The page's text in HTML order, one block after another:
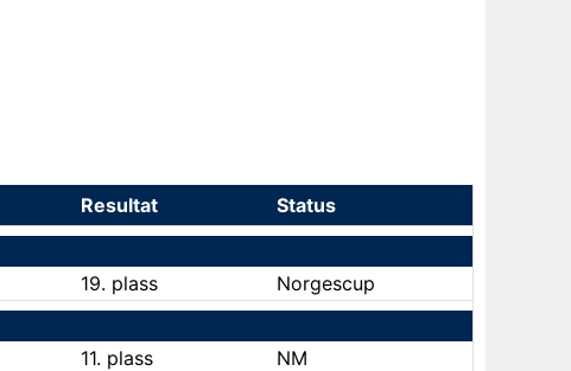
Resultat
Status
19. plass
Norgescup
11. plass
NM